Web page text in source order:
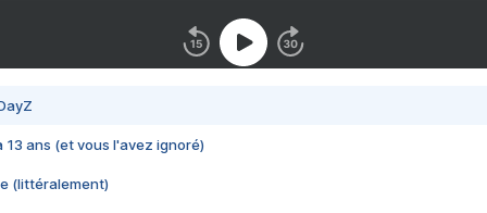
13 ans (et vous l'avez ignoré)
(littéralement)